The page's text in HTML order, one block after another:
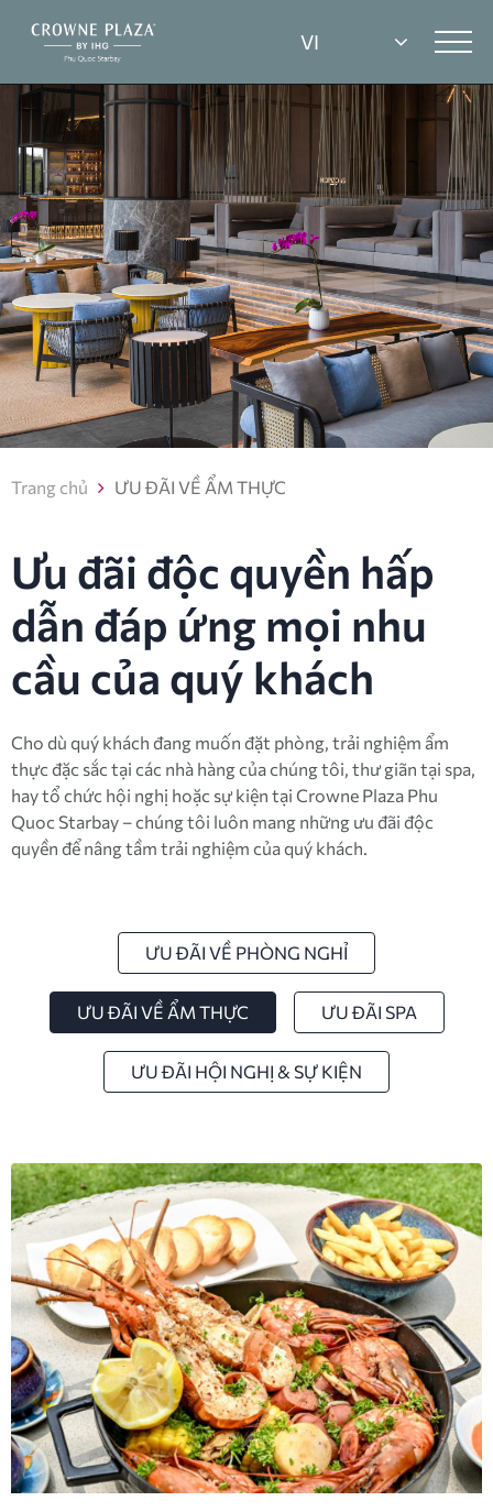
Trang chủ ƯU ĐÃI VỀ ẨM THỰC
Ưu đãi độc quyền hấp
dẫn đáp ứng mọi nhu
cầu của quý khách
Cho dù quý khách đang muốn đặt phòng, trải nghiệm ẩm
thực đặc sắc tại các nhà hàng của chúng tôi, thư giãn tại spa,
hay tổ chức hội nghị hoặc sự kiện tại Crowne Plaza Phu
Quoc Starbay – chúng tôi luôn mang những ưu đãi độc
quyền để nâng tầm trải nghiệm của quý khách.
ƯU ĐÃI VỀ PHÒNG NGHỈ
ƯU ĐÃI VỀ ẨM THỰC ƯU ĐÃI SPA
ƯU ĐÃI HỘI NGHỊ & SỰ KIỆN